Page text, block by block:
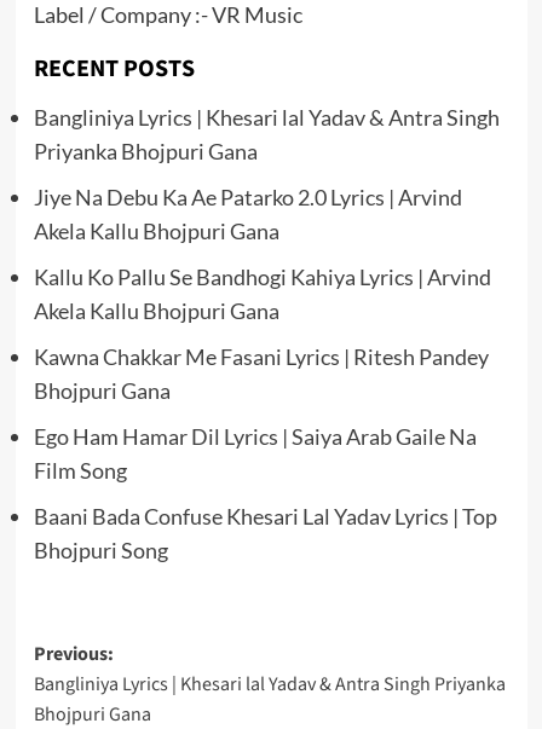
Label / Company :- VR Music
RECENT POSTS
Bangliniya Lyrics | Khesari lal Yadav & Antra Singh
Priyanka Bhojpuri Gana
Jiye Na Debu Ka Ae Patarko 2.0 Lyrics | Arvind
Akela Kallu Bhojpuri Gana
Kallu Ko Pallu Se Bandhogi Kahiya Lyrics | Arvind
Akela Kallu Bhojpuri Gana
Kawna Chakkar Me Fasani Lyrics | Ritesh Pandey
Bhojpuri Gana
Ego Ham Hamar Dil Lyrics | Saiya Arab Gaile Na
Film Song
Baani Bada Confuse Khesari Lal Yadav Lyrics | Top
Bhojpuri Song
Post
navigation
Previous:
Bangliniya Lyrics | Khesari lal Yadav & Antra Singh Priyanka
Bhojpuri Gana